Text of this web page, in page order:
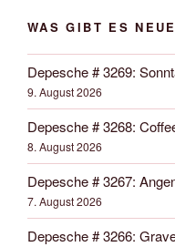
WAS GIBT ES
Depesche # 3269:
9. August 2026
Depesche # 3268:
8. August 2026
Depesche # 3267:
7. August 2026
Depesche # 3266: